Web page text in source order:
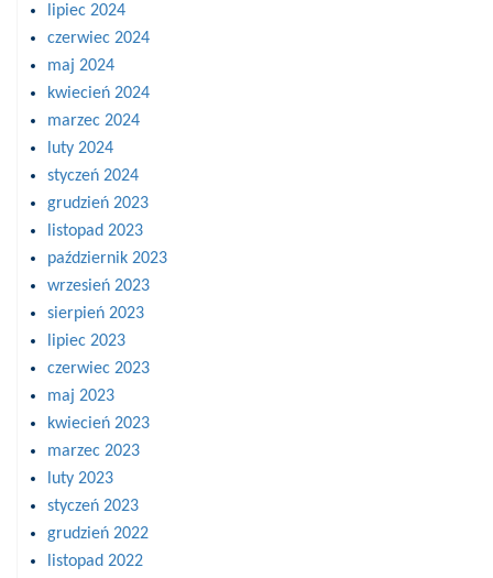
lipiec 2024
czerwiec 2024
maj 2024
kwiecień 2024
marzec 2024
luty 2024
styczeń 2024
grudzień 2023
listopad 2023
październik 2023
wrzesień 2023
sierpień 2023
lipiec 2023
czerwiec 2023
maj 2023
kwiecień 2023
marzec 2023
luty 2023
styczeń 2023
grudzień 2022
listopad 2022